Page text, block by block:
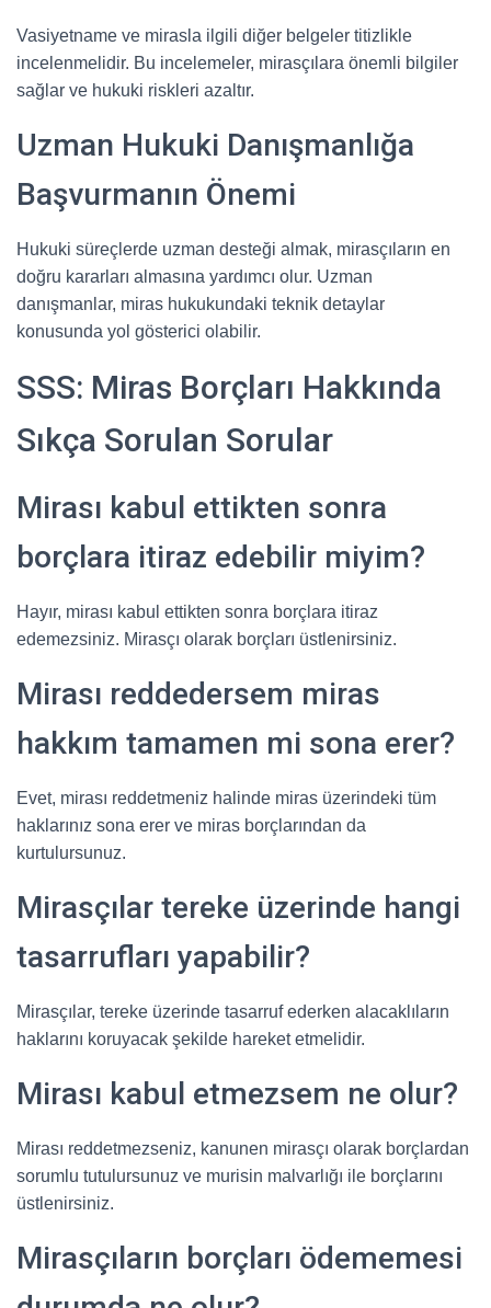
Vasiyetname ve mirasla ilgili diğer belgeler titizlikle
incelenmelidir. Bu incelemeler, mirasçılara önemli bilgiler
sağlar ve hukuki riskleri azaltır.
Uzman Hukuki Danışmanlığa
Başvurmanın Önemi
Hukuki süreçlerde uzman desteği almak, mirasçıların en
doğru kararları almasına yardımcı olur. Uzman
danışmanlar, miras hukukundaki teknik detaylar
konusunda yol gösterici olabilir.
SSS: Miras Borçları Hakkında
Sıkça Sorulan Sorular
Mirası kabul ettikten sonra
borçlara itiraz edebilir miyim?
Hayır, mirası kabul ettikten sonra borçlara itiraz
edemezsiniz. Mirasçı olarak borçları üstlenirsiniz.
Mirası reddedersem miras
hakkım tamamen mi sona erer?
Evet, mirası reddetmeniz halinde miras üzerindeki tüm
haklarınız sona erer ve miras borçlarından da
kurtulursunuz.
Mirasçılar tereke üzerinde hangi
tasarrufları yapabilir?
Mirasçılar, tereke üzerinde tasarruf ederken alacaklıların
haklarını koruyacak şekilde hareket etmelidir.
Mirası kabul etmezsem ne olur?
Mirası reddetmezseniz, kanunen mirasçı olarak borçlardan
sorumlu tutulursunuz ve murisin malvarlığı ile borçlarını
üstlenirsiniz.
Mirasçıların borçları ödememesi